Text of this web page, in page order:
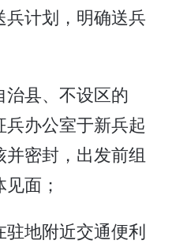
计划，明确送兵
治县、不设区的
办公室于新兵起
密封，出发前组
面；
驻地附近交通便利